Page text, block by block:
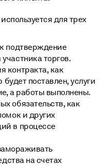
для трех
подтверждение
торгов.
контракта, как
будет поставлен, услуги
а работы выполнены.
обязательств, как
и других
в процессе
на счетах